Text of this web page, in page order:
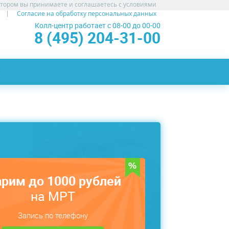
вы принимаете и соглашаетесь с условиями
Согласие на обработку персональных данных
Колл-центр работает с 08-00 до 00-00
8 (495) 204-31-00
до 1000 рублей
на МРТ
Запись по телефону